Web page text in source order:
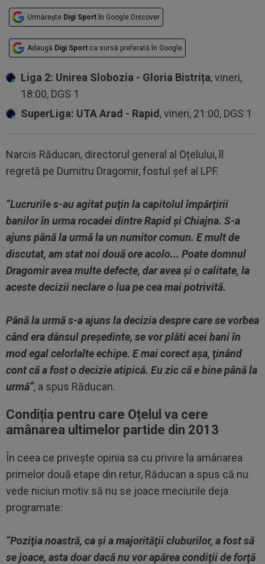
Urmărește Digi Sport în Google Discover
Adaugă Digi Sport ca sursă preferată în Google
Liga 2: Unirea Slobozia - Gloria Bistrița, vineri,
18:00, DGS 1
SuperLiga: UTA Arad - Rapid, vineri, 21:00, DGS 1
Narcis Răducan, directorul general al Oțelului, îl
regretă pe Dumitru Dragomir, fostul șef al LPF.
“Lucrurile s-au agitat puţin la capitolul împărţirii
banilor în urma rocadei dintre Rapid şi Chiajna. S-a
ajuns până la urmă la un numitor comun. E mult de
discutat, am stat noi două ore acolo... Poate domnul
Dragomir avea multe defecte, dar avea şi o calitate, la
aceste decizii neclare o lua pe cea mai potrivită.
Până la urmă s-a ajuns la decizia despre care se vorbea
când era dânsul preşedinte, se vor plăti acei bani în
mod egal celorlalte echipe. E mai corect aşa, ţinând
cont că a fost o decizie atipică. Eu zic că e bine până la
urmă“, a spus Răducan.
Condiția pentru care Oțelul va cere
amânarea ultimelor partide din 2013
În ceea ce priveşte opinia sa cu privire la amânarea
primelor două etape din retur, Răducan a spus că nu
vede niciun motiv să nu se joace meciurile deja
programate:
“Poziţia noastră, ca şi a majorităţii cluburilor, a fost să
se joace, asta doar dacă nu vor apărea condiţii de forţă